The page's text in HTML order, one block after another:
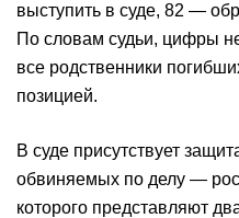
выступить в суде, 82 —
По словам судьи, цифры
все родственники
позицией.
В суде присутствует
обвиняемых по делу —
которого представляют